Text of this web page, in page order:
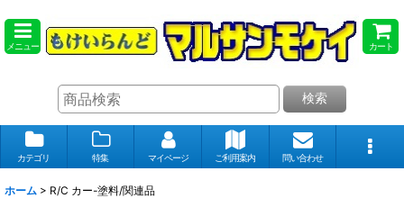
メニュー カート
検索
カテゴリ 特集 マイページ ご利用案内 問い合わせ
ホーム > R/C カー-塗料/関連品